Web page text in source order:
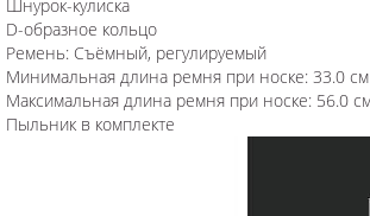
Шнурок-кулиска
D-образное кольцо
Ремень: Съёмный, регулируемый
Минимальная длина ремня при носке: 33.0 см
Максимальная длина ремня при носке: 56.0
Пыльник в комплекте